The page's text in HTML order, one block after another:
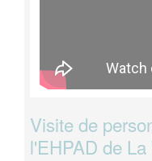
Visite de
l'EHPAD de